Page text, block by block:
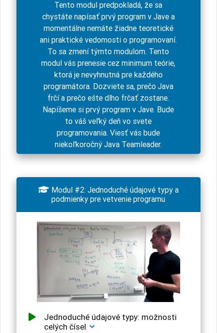
Tento modul predpokladá, že sa
chystáte napísať prvý program v Jave a
momentálne nemáte žiadne teoretické
ani praktické vedomosti o programovaní.
To sa zmení týmto modulom. Tento
modul vás prenesie cez minimum teórie,
ktorá je nevyhnutná pre každého
programátora. Dozviete sa, prečo Java
frčí a prečo ešte dlho frčať zostane.
Napíšeme si prvý program v Jave. Bude
to váš veľký deň vo svete
programovania. Viesť vás bude
niekoľkoročný Java Teamleader.
Modul #2: Jednoduché údajové typy a
podmienky pre vetvenie programu
Jednoduché údajové typy: možnosti
celých čísel